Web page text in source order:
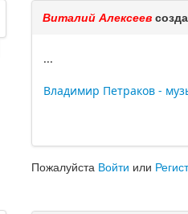
Виталий Алексеев
...
Владимир Петраков -
Пожалуйста Войти или